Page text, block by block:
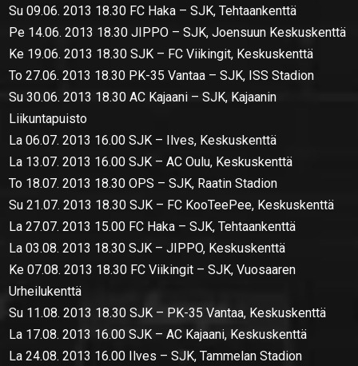
Su 09.06. 2013 18.30 FC Haka – SJK, Tehtaankenttä
Pe 14.06. 2013 18.30 JIPPO – SJK, Joensuun Keskuskenttä
Ke 19.06. 2013 18.30 SJK – FC Viikingit, Keskuskenttä
To 27.06. 2013 18.30 PK-35 Vantaa – SJK, ISS Stadion
Su 30.06. 2013 18.30 AC Kajaani – SJK, Kajaanin
Liikuntapuisto
La 06.07. 2013 16.00 SJK – Ilves, Keskuskenttä
La 13.07. 2013 16.00 SJK – AC Oulu, Keskuskenttä
To 18.07. 2013 18.30 OPS – SJK, Raatin Stadion
Su 21.07. 2013 18.30 SJK – FC KooTeePee, Keskuskenttä
La 27.07. 2013 15.00 FC Haka – SJK, Tehtaankenttä
La 03.08. 2013 18.30 SJK – JIPPO, Keskuskenttä
Ke 07.08. 2013 18.30 FC Viikingit – SJK, Vuosaaren
Urheilukenttä
Su 11.08. 2013 18.30 SJK – PK-35 Vantaa, Keskuskenttä
La 17.08. 2013 16.00 SJK – AC Kajaani, Keskuskenttä
La 24.08. 2013 16.00 Ilves – SJK, Tammelan Stadion